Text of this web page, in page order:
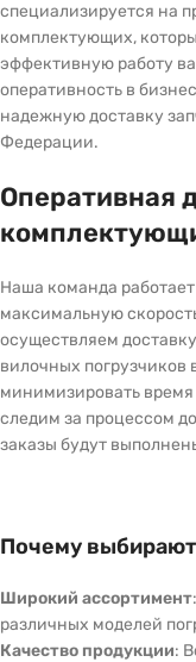
специализируется на
комплектующих,
эффективную работу
оперативность в
надежную доставку
Федерации.
Оперативная
Наша команда
максимальную
осуществляем
вилочных погрузчиков
минимизировать
следим за процессом
заказы будут
Почему
Широкий ассортимент
различных моделей
Качество продукции: